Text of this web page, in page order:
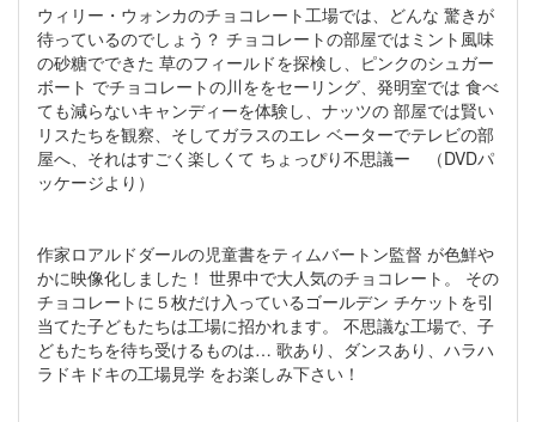
ウィリー・ウォンカのチョコレート工場では、どんな 驚きが
待っているのでしょう？ チョコレートの部屋ではミント風味
の砂糖でできた 草のフィールドを探検し、ピンクのシュガー
ボート でチョコレートの川ををセーリング、発明室では 食べ
ても減らないキャンディーを体験し、ナッツの 部屋では賢い
リスたちを観察、そしてガラスのエレ ベーターでテレビの部
屋へ、それはすごく楽しくて ちょっぴり不思議ー （DVDパ
ッケージより）
作家ロアルドダールの児童書をティムバートン監督 が色鮮や
かに映像化しました！ 世界中で大人気のチョコレート。 その
チョコレートに５枚だけ入っているゴールデン チケットを引
当てた子どもたちは工場に招かれます。 不思議な工場で、子
どもたちを待ち受けるものは… 歌あり、ダンスあり、ハラハ
ラドキドキの工場見学 をお楽しみ下さい！